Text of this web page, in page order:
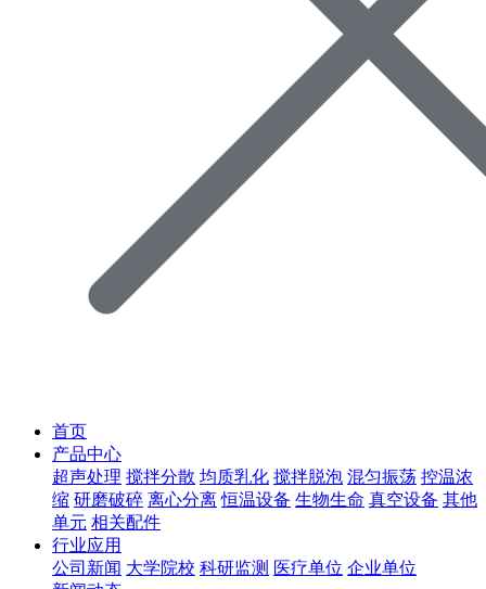
首页
产品中心
超声处理 搅拌分散 均质乳化 搅拌脱泡 混匀振荡 控温浓
缩 研磨破碎 离心分离 恒温设备 生物生命 真空设备 其他
单元 相关配件
行业应用
公司新闻 大学院校 科研监测 医疗单位 企业单位